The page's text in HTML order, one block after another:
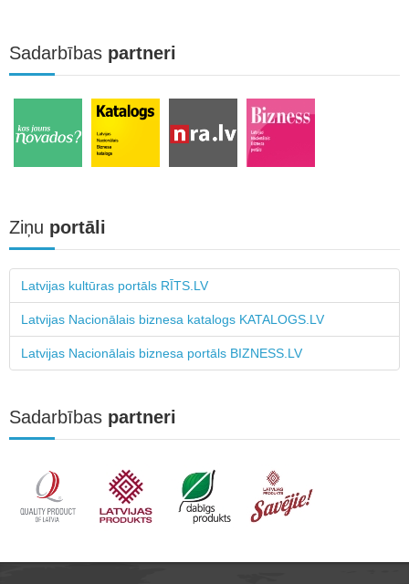
Sadarbības partneri
Ziņu portāli
Latvijas kultūras portāls RĪTS.LV
Latvijas Nacionālais biznesa katalogs KATALOGS.LV
Latvijas Nacionālais biznesa portāls BIZNESS.LV
Sadarbības partneri